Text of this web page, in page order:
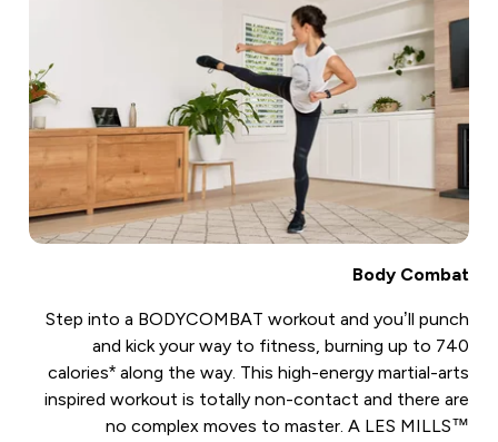
Body Combat
Step into a BODYCOMBAT workout and you’ll punch
and kick your way to fitness, burning up to 740
calories* along the way. This high-energy martial-arts
inspired workout is totally non-contact and there are
no complex moves to master. A LES MILLS™